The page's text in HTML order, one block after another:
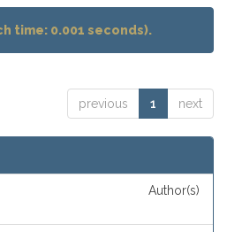
time: 0.001 seconds).
previous 1 next
Author(s)